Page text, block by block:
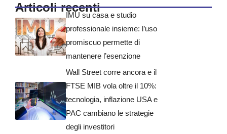
Articoli recenti
IMU su casa e studio
professionale insieme: l’uso
promiscuo permette di
mantenere l’esenzione
Wall Street corre ancora e il
FTSE MIB vola oltre il 10%:
tecnologia, inflazione USA e
PAC cambiano le strategie
degli investitori